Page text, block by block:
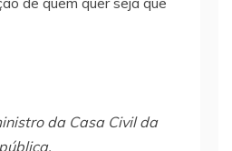
da Casa Civil da